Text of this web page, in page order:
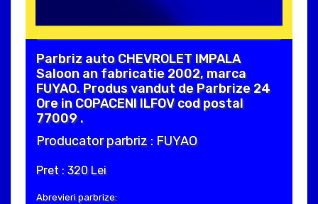
Parbriz auto CHEVROLET IMPALA
Saloon an fabricatie 2002, marca
FUYAO. Produs vandut de Parbrize 24
Ore in COPACENI ILFOV cod postal
77009 .
Producator parbriz : FUYAO
Pret : 320 Lei
Abrevieri parbrize: